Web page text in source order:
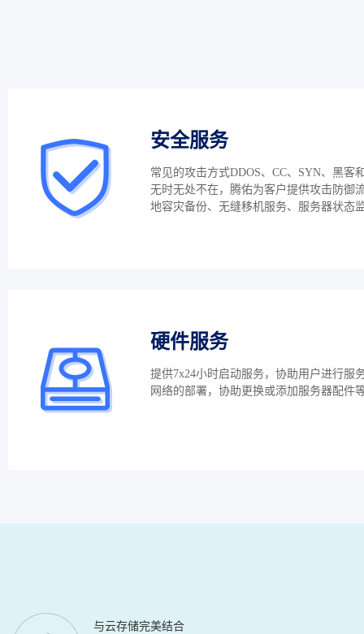
安全服务
常见的攻击方式DDOS、CC、SYN、黑客
无时无处不在，腾佑为客户提供攻击防御
地容灾备份、无缝移机服务、服务器状态
硬件服务
提供7x24小时启动服务，协助用户进行服
网络的部署，协助更换或添加服务器配件
与云存储完美结合